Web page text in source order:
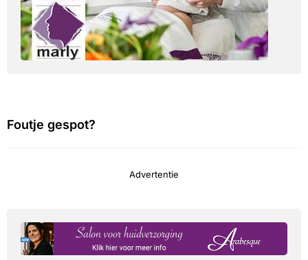
Foutje gespot?
Advertentie